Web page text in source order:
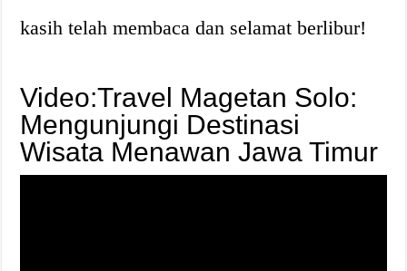
kasih telah membaca dan selamat berlibur!
Video:Travel Magetan Solo:
Mengunjungi Destinasi
Wisata Menawan Jawa Timur